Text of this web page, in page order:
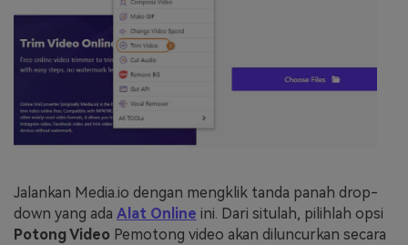
Jalankan Media.io dengan mengklik tanda panah drop-
down yang ada Alat Online ini. Dari situlah, pilihlah opsi
Potong Video Pemotong video akan diluncurkan secara